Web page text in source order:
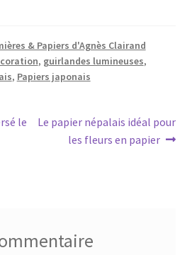
& Papiers d'Agnès Clairand
, guirlandes lumineuses,
, Papiers japonais
le
Article
suivant :
Le papier népalais idéal pour
les fleurs en papier